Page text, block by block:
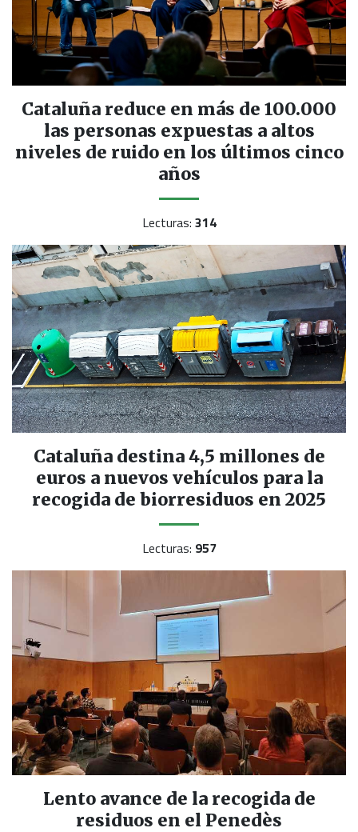
Cataluña reduce en más de 100.000
las personas expuestas a altos
niveles de ruido en los últimos cinco
años
Lecturas: 314
Cataluña destina 4,5 millones de
euros a nuevos vehículos para la
recogida de biorresiduos en 2025
Lecturas: 957
Lento avance de la recogida de
residuos en el Penedès